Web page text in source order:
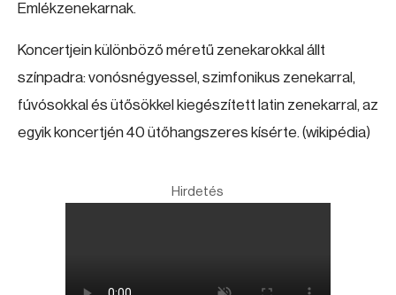
Emlékzenekarnak.
Koncertjein különböző méretű zenekarokkal állt
színpadra: vonósnégyessel, szimfonikus zenekarral,
fúvósokkal és ütősökkel kiegészített latin zenekarral, az
egyik koncertjén 40 ütőhangszeres kísérte. (wikipédia)
Hirdetés